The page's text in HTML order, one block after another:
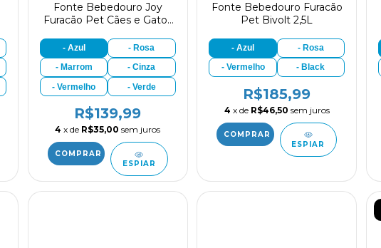
Fonte Bebedouro Joy
Furacão Pet Cães e Gatos
- Azul
- Rosa
- Marrom
- Cinza
- Vermelho
- Verde
R$139,99
4 x de R$35,00 sem juros
ESPIAR
Fonte Bebedouro Furacão
Pet Bivolt 2,5L
- Azul
- Rosa
- Vermelho
- Black
R$185,99
4 x de R$46,50 sem juros
ESPIAR